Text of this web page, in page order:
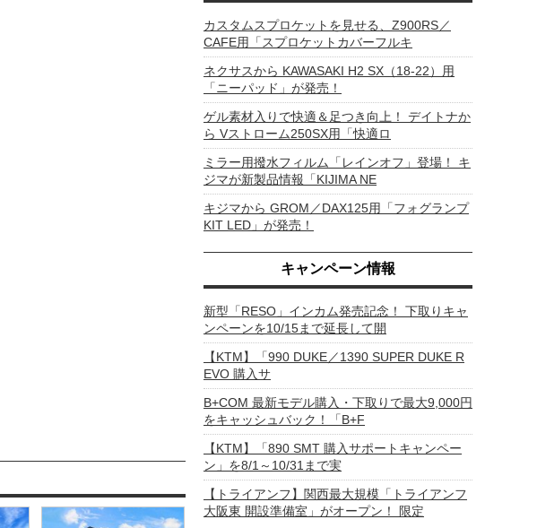
カスタムスプロケットを見せる、Z900RS／
CAFE用「スプロケットカバーフルキ
ネクサスから KAWASAKI H2 SX（18-22）用
「ニーパッド」が発売！
ゲル素材入りで快適＆足つき向上！ デイトナか
ら Vストローム250SX用「快適ロ
ミラー用撥水フィルム「レインオフ」登場！ キ
ジマが新製品情報「KIJIMA NE
キジマから GROM／DAX125用「フォグランプ
KIT LED」が発売！
キャンペーン情報
新型「RESO」インカム発売記念！ 下取りキャ
ンペーンを10/15まで延長して開
【KTM】「990 DUKE／1390 SUPER DUKE R
EVO 購入サ
B+COM 最新モデル購入・下取りで最大9,000円
をキャッシュバック！「B+F
【KTM】「890 SMT 購入サポートキャンペー
ン」を8/1～10/31まで実
【トライアンフ】関西最大規模「トライアンフ
大阪東 開設準備室」がオープン！ 限定